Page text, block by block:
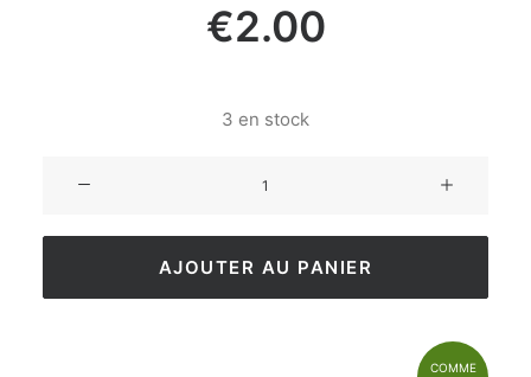
€2.00
3 en stock
AJOUTER AU PANIER
COMME